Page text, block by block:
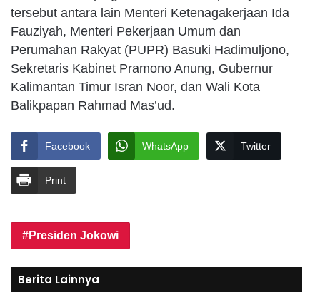
tersebut antara lain Menteri Ketenagakerjaan Ida
Fauziyah, Menteri Pekerjaan Umum dan
Perumahan Rakyat (PUPR) Basuki Hadimuljono,
Sekretaris Kabinet Pramono Anung, Gubernur
Kalimantan Timur Isran Noor, dan Wali Kota
Balikpapan Rahmad Mas’ud.
Facebook WhatsApp Twitter
Print
Presiden Jokowi
Berita Lainnya